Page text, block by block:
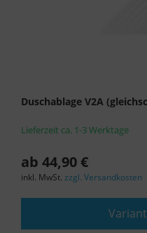
Duschablage V2A
Lieferzeit ca. 1-3 Werktage
ab 44,90 €
inkl. MwSt. zzgl. Versandkosten